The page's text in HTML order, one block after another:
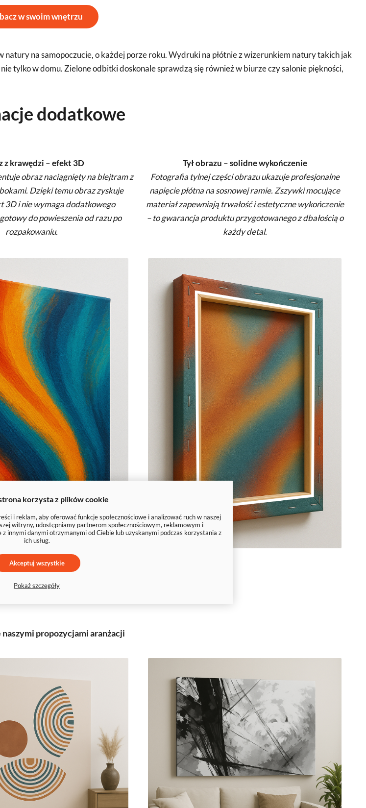
w swoim wnętrzu
na samopoczucie, o każdej porze roku. Wydruki na płótnie z wizerunkiem natury takich jak
tylko w domu. Zielone odbitki doskonale sprawdzą się również w biurze czy salonie piękności,
dodatkowe
z krawędzi – efekt 3D
obraz naciągnięty na blejtram z
Dzięki temu obraz zyskuje
3D i nie wymaga dodatkowego
do powieszenia od razu po
rozpakowaniu.
Tył obrazu – solidne wykończenie
Fotografia tylnej części obrazu ukazuje profesjonalne
napięcie płótna na sosnowej ramie. Zszywki mocujące
materiał zapewniają trwałość i estetyczne wykończenie
– to gwarancja produktu przygotowanego z dbałością o
każdy detal.
propozycjami aranżacji
korzysta z plików cookie
i reklam, aby oferować funkcje społecznościowe i analizować ruch w naszej
witryny, udostępniamy partnerom społecznościowym, reklamowym i
innymi danymi otrzymanymi od Ciebie lub uzyskanymi podczas korzystania z
ich usług.
Akceptuj wszystkie
Pokaż szczegóły